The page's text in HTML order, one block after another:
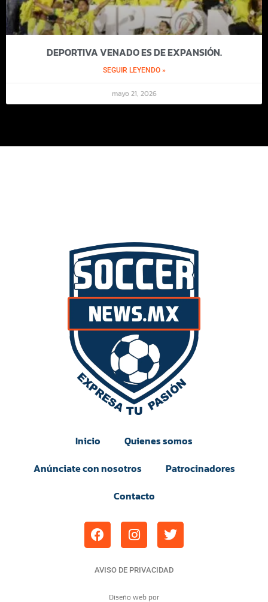
DEPORTIVA VENADO ES DE EXPANSIÓN.
SEGUIR LEYENDO »
mayo 21, 2026
Inicio
Quienes somos
Anúnciate con nosotros
Patrocinadores
Contacto
AVISO DE PRIVACIDAD
Diseño web por